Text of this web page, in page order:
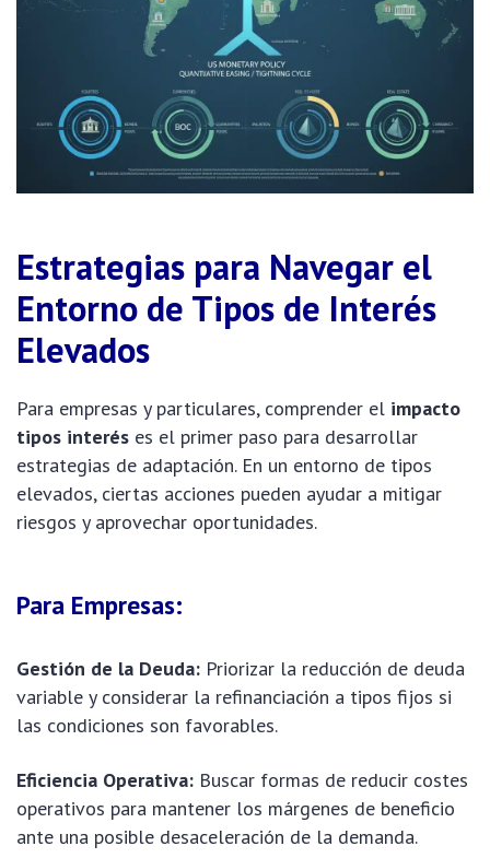
Estrategias para Navegar el
Entorno de Tipos de Interés
Elevados
Para empresas y particulares, comprender el impacto
tipos interés es el primer paso para desarrollar
estrategias de adaptación. En un entorno de tipos
elevados, ciertas acciones pueden ayudar a mitigar
riesgos y aprovechar oportunidades.
Para Empresas:
Gestión de la Deuda: Priorizar la reducción de deuda
variable y considerar la refinanciación a tipos fijos si
las condiciones son favorables.
Eficiencia Operativa: Buscar formas de reducir costes
operativos para mantener los márgenes de beneficio
ante una posible desaceleración de la demanda.